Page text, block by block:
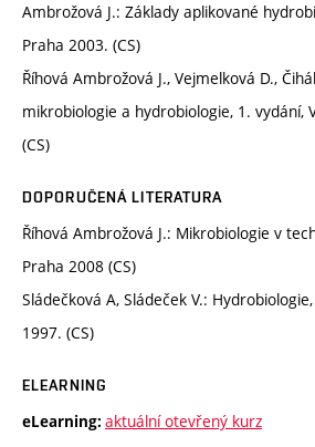
Ambrožová J.: Základy aplikované
Praha 2003. (CS)
Říhová Ambrožová J., Vejmelková D.,
mikrobiologie a hydrobiologie, 1. vydání,
(CS)
DOPORUČENÁ LITERATURA
Říhová Ambrožová J.: Mikrobiologie v
Praha 2008 (CS)
Sládečková A, Sládeček V.:
1997. (CS)
ELEARNING
eLearning: aktuální otevřený kurz